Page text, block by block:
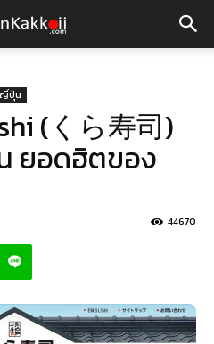
ญี่ปุ่น
(くら寿司)
ยอดฮิตของ
44670